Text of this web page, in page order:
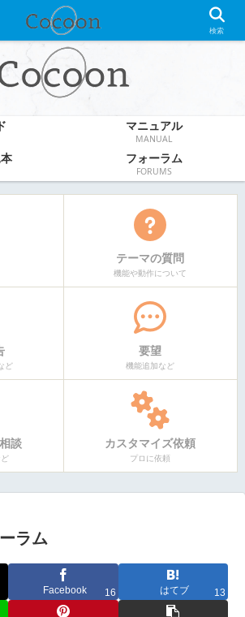
WordPress無料テーマ
マニュアル
MANUAL
フォーラム
FORUMS
テーマの質問
機能や動作について
ど
要望
機能追加など
談 カスタマイズ依頼
プロに依頼
ラム
Facebook 16 はてブ 13
検索